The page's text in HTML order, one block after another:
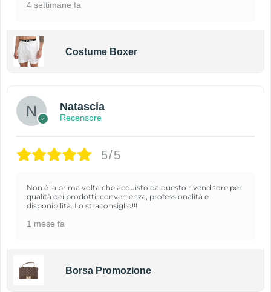
4 settimane fa
Costume Boxer
Natascia
Recensore
5/5
Non è la prima volta che acquisto da questo rivenditore per
qualità dei prodotti, convenienza, professionalità e
disponibilità. Lo straconsiglio!!!
1 mese fa
Borsa Promozione